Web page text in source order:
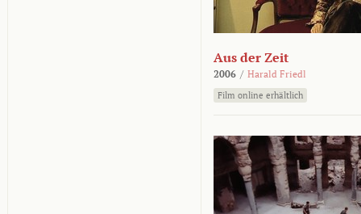
Aus der Zeit
2006 / Harald Friedl
Film online erhältlich